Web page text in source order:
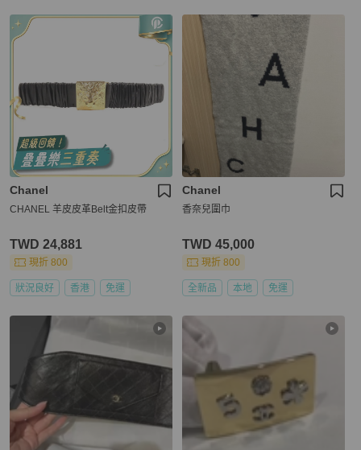
Chanel
CHANEL 羊皮皮革Belt金扣皮帶
TWD 24,881
現折 800
狀況良好 香港 免運
Chanel
香奈兒圍巾
TWD 45,000
現折 800
全新品 本地 免運